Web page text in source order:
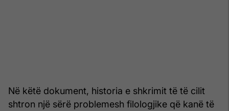
Në këtë dokument, historia e shkrimit të të cilit
shtron një sërë problemesh filologjike që kanë të